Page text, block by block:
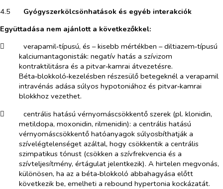
4.5​
Gyógyszerkölcsönhatások és egyéb interakciók
Együttadása nem ajánlott a következőkkel:
​
verapamil‑típusú, és – kisebb mértékben – diltiazem‑típusú
kalciumantagonisták: negatív hatás a szívizom
kontraktilitásra és a pitvar‑kamrai átvezetésre.
Béta‑blokkoló‑kezelésben részesülő betegeknél a verapamil
intravénás adása súlyos hypotoniához és pitvar‑kamrai
blokkhoz vezethet.
​
centrális hatású vérnyomáscsökkentő szerek(pl. klonidin,
metildopa, moxonidin, rilmenidin): a centrális hatású
vérnyomáscsökkentő hatóanyagok súlyosbíthatják a
szívelégtelenséget azáltal, hogy csökkentik a centrális
szimpatikus tónust (csökken a szívfrekvencia és a
szívteljesítmény, értágulat jelentkezik). A hirtelen megvonás,
különösen, ha az a béta‑blokkoló abbahagyása előtt
következik be, emelheti a rebound hypertonia kockázatát.